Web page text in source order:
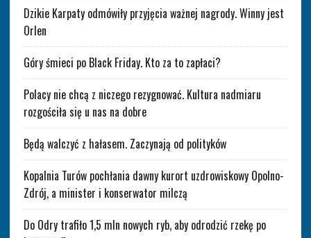
Dzikie Karpaty odmówiły przyjęcia ważnej nagrody. Winny jest
Orlen
Góry śmieci po Black Friday. Kto za to zapłaci?
Polacy nie chcą z niczego rezygnować. Kultura nadmiaru
rozgościła się u nas na dobre
Będą walczyć z hałasem. Zaczynają od polityków
Kopalnia Turów pochłania dawny kurort uzdrowiskowy Opolno-
Zdrój, a minister i konserwator milczą
Do Odry trafiło 1,5 mln nowych ryb, aby odrodzić rzekę po